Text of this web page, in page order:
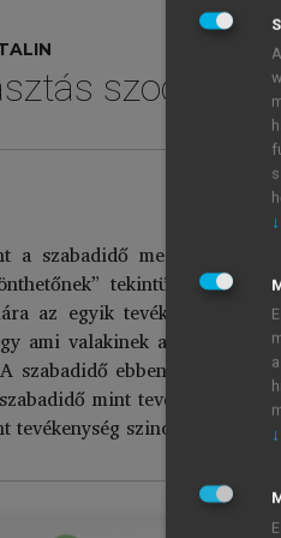
a szabadidő
tekintünk.
az egyik tevékenység
ami valakinek a munkája,
szabadidő ebben az
mint tevékenység
tevékenység szinonimájaként a
↓
↓